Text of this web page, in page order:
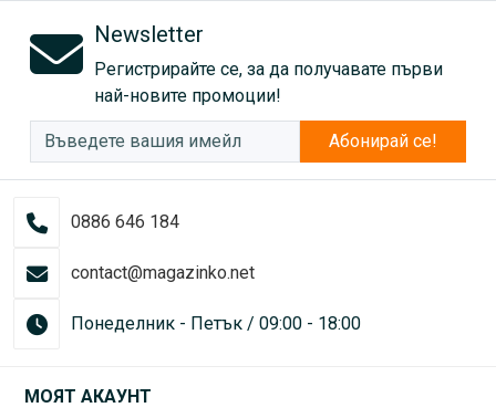
Newsletter
Регистрирайте се, за да получавате първи
най-новите промоции!
Абонирай се!
0886 646 184
contact@magazinko.net
Понеделник - Петък / 09:00 - 18:00
МОЯТ АКАУНТ